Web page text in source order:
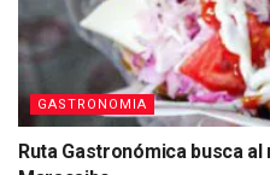
GASTRONOMIA
Ruta Gastronómica busca